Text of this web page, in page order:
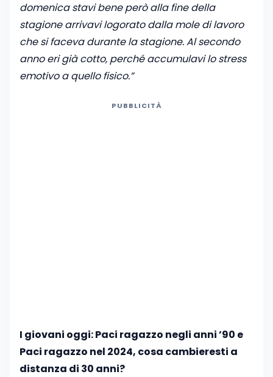
domenica stavi bene però alla fine della
stagione arrivavi logorato dalla mole di lavoro
che si faceva durante la stagione. Al secondo
anno eri già cotto, perché accumulavi lo stress
emotivo a quello fisico.”
PUBBLICITÀ
I giovani oggi: Paci ragazzo negli anni ’90 e
Paci ragazzo nel 2024, cosa cambieresti a
distanza di 30 anni?